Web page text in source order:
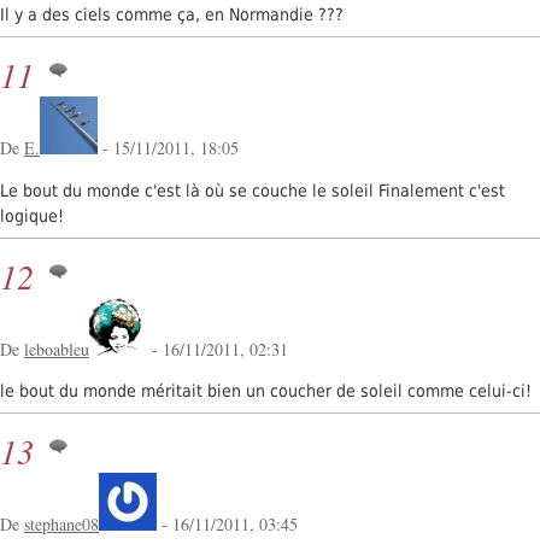
Il y a des ciels comme ça, en Normandie ???
11
De E. - 15/11/2011, 18:05
Le bout du monde c'est là où se couche le soleil Finalement c'est
logique!
12
De leboableu - 16/11/2011, 02:31
le bout du monde méritait bien un coucher de soleil comme celui-ci!
13
De stephane08 - 16/11/2011, 03:45